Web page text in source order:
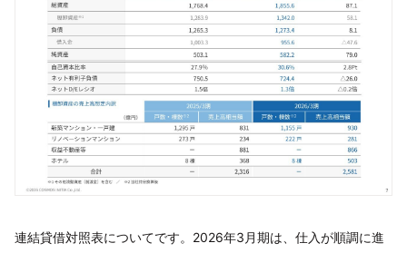
連結貸借対照表についてです。2026年3月期は、仕入が順調に進